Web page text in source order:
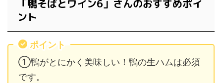
「鴨そばとワイン6」さんのおすすめポイ
ント
ポイント
①鴨がとにかく美味しい！鴨の生ハムは必須
です。